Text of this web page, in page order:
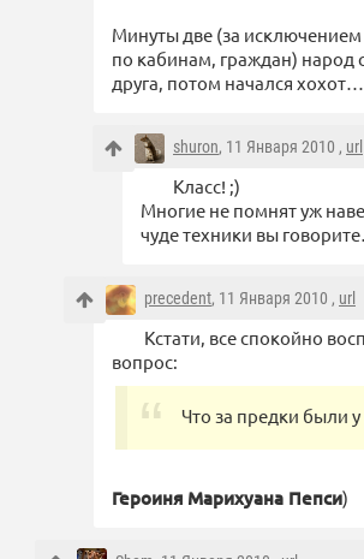
Минуты две (за
по кабинам, граждан) народ
друга, потом начался
shuron, 11 Января 2010 , url
Класс! ;)
Многие не помнят уж
чуде техники вы
precedent, 11 Января 2010 , url
Кстати, все спокойно
вопрос:
Что за предки были у
Героиня Марихуана Пепси)